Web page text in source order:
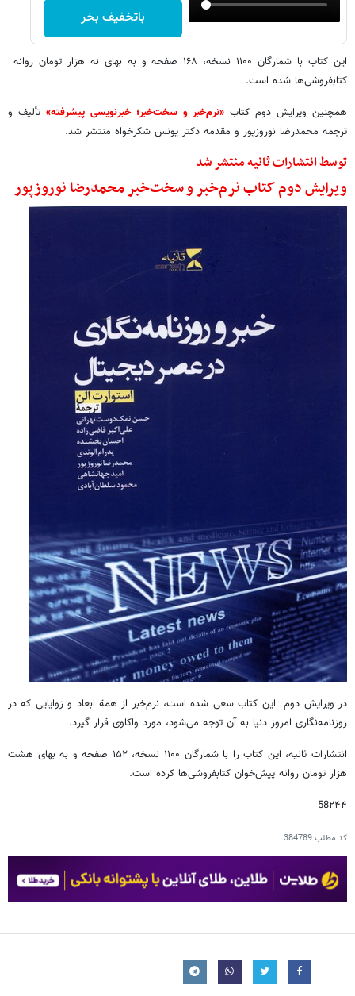
باتخفیف بخر
این کتاب با شمارگان ۱۱۰۰ نسخه، ۱۶۸ صفحه و به‌ بهای نه هزار تومان روانه
کتابفروشی‌ها شده است.
همچنین ویرایش دوم کتاب «نرم‌خبر و سخت‌خبر؛ خبرنویسی پیشرفته» تألیف و
ترجمه محمدرضا نوروزپور و مقدمه دکتر یونس شکرخواه منتشر شد.
توسط انتشارات ثانیه منتشر شد
ویرایش دوم کتاب نرم‌خبر و سخت‌خبر محمدرضا نوروزپور
در ویرایش دوم این کتاب سعی شده است، نرم‌خبر از همة ابعاد و زوایایی که در
روزنامه‌نگاری امروز دنیا به آن توجه می‌شود، مورد واکاوی قرار گیرد.
انتشارات ثانیه، این کتاب را با شمارگان ۱۱۰۰ نسخه، ۱۵۲ صفحه و به‌ بهای هشت
هزار تومان روانه پیش‌خوان کتابفروشی‌ها کرده است.
58۲۴۴
کد مطلب384789